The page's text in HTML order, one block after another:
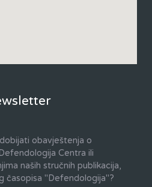
obavještenja o
Centra ili
naših stručnih publikacija,
časopisa "Defendologija"?